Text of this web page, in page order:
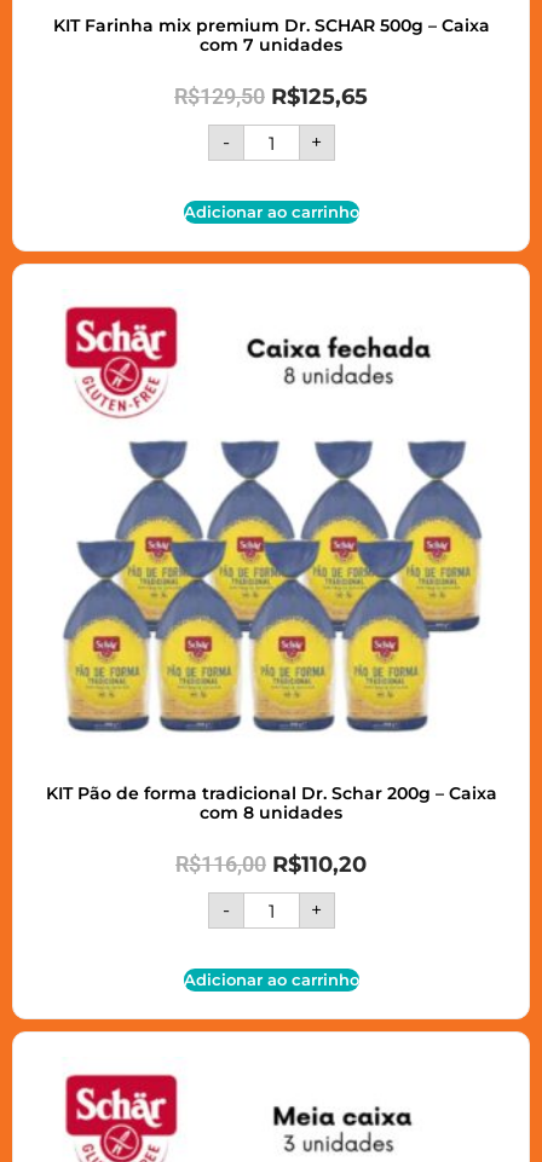
KIT Farinha mix premium Dr. SCHAR 500g – Caixa
com 7 unidades
R$129,50 R$125,65
- +
Adicionar ao carrinho
KIT Pão de forma tradicional Dr. Schar 200g – Caixa
com 8 unidades
R$116,00 R$110,20
- +
Adicionar ao carrinho